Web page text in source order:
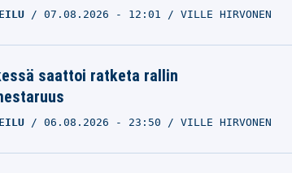
07.08.2026 - 12:01 VILLE HIRVONEN
saattoi ratketa rallin
06.08.2026 - 23:50 VILLE HIRVONEN